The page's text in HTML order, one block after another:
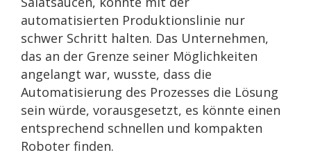
automatisierten Produktionslinie nur
schwer Schritt halten. Das Unternehmen,
das an der Grenze seiner Möglichkeiten
angelangt war, wusste, dass die
Automatisierung des Prozesses die Lösung
sein würde, vorausgesetzt, es könnte einen
entsprechend schnellen und kompakten
Roboter finden.